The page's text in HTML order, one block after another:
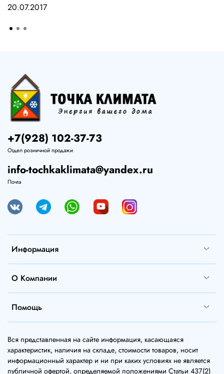
20.07.2017
Информация
О Компании
Помощь
+7(928) 102-37-73
Отдел розничной продажи
info-tochkaklimata@yandex.ru
Почта
Вся представленная на сайте информация, касающаяся
характеристик, наличия на складе, стоимости товаров, носит
информационный характер и ни при каких условиях не является
публичной офертой, определяемой положениями Статьи 437(2)